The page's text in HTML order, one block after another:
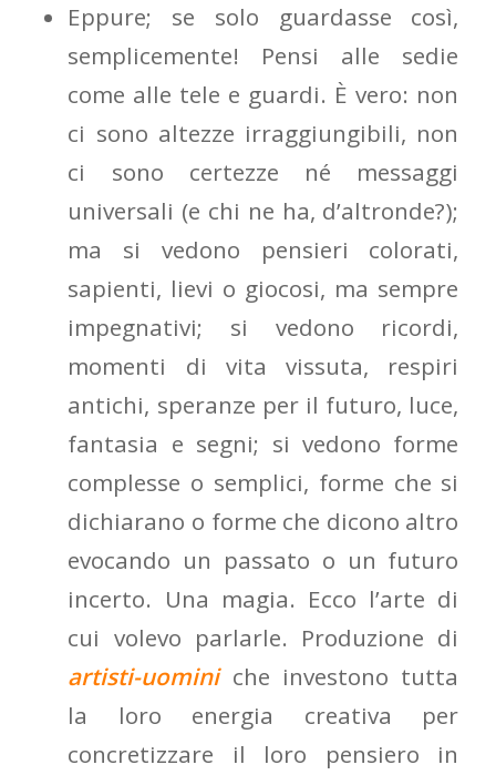
Eppure; se solo guardasse così,
semplicemente! Pensi alle sedie
come alle tele e guardi. È vero: non
ci sono altezze irraggiungibili, non
ci sono certezze né messaggi
universali (e chi ne ha, d’altronde?);
ma si vedono pensieri colorati,
sapienti, lievi o giocosi, ma sempre
impegnativi; si vedono ricordi,
momenti di vita vissuta, respiri
antichi, speranze per il futuro, luce,
fantasia e segni; si vedono forme
complesse o semplici, forme che si
dichiarano o forme che dicono altro
evocando un passato o un futuro
incerto. Una magia. Ecco l’arte di
cui volevo parlarle. Produzione di
artisti-uominiche investono tutta
la loro energia creativa per
concretizzare il loro pensiero in